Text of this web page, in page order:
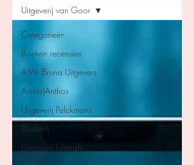
Categorieën
Boeken recensies
A.W. Bruna Uitgevers
Ambo|Anthos
Uitgeverij Pelckmans
Boekerij
Uitgeverij Luitingh-
Sijthoff
Uitgeverij van Goor